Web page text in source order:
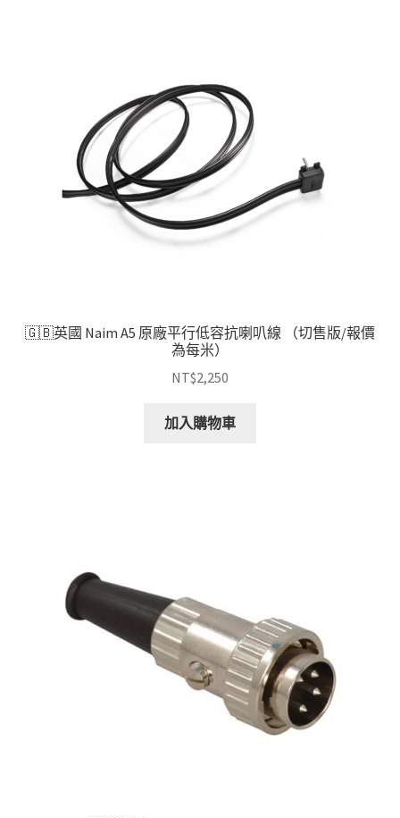
🇬🇧英國 Naim A5 原廠平行低容抗喇叭線 （切售版/報價
為每米）
NT$2,250
加入購物車